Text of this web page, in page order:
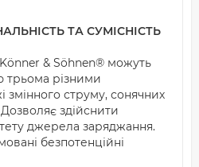
ТА СУМІСНІСТЬ
& Söhnen® можуть
трьома різними
змінного струму, сонячних
здійснити
джерела заряджання.
безпотенційні